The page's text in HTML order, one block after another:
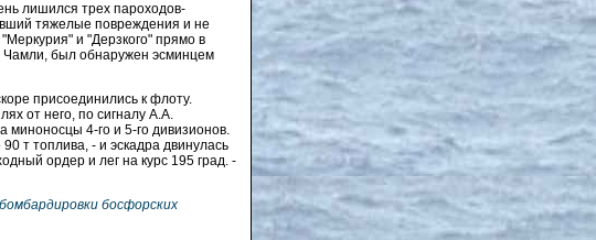
лишился трех пароходов-
тяжелые повреждения и не
и "Дерзкого" прямо в
Чамли, был обнаружен эсминцем
присоединились к флоту.
от него, по сигналу А.А.
миноносцы 4-го и 5-го дивизионов.
т топлива, - и эскадра двинулась
ордер и лег на курс 195 град. -
босфорских